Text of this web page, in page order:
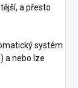
a přesto
systém
a nebo lze